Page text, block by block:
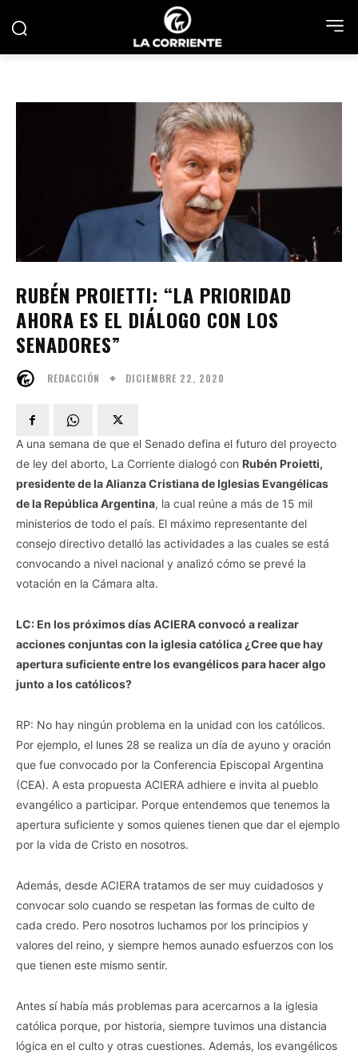
RUBÉN PROIETTI: “LA PRIORIDAD
AHORA ES EL DIÁLOGO CON LOS
SENADORES”
REDACCIÓN DICIEMBRE 22, 2020
A una semana de que el Senado defina el futuro del proyecto
de ley del aborto, La Corriente dialogó con Rubén Proietti,
presidente de la Alianza Cristiana de Iglesias Evangélicas
de la República Argentina, la cual reúne a más de 15 mil
ministerios de todo el país. El máximo representante del
consejo directivo detalló las actividades a las cuales se está
convocando a nivel nacional y analizó cómo se prevé la
votación en la Cámara alta.
LC: En los próximos días ACIERA convocó a realizar
acciones conjuntas con la iglesia católica ¿Cree que hay
apertura suficiente entre los evangélicos para hacer algo
junto a los católicos?
RP: No hay ningún problema en la unidad con los católicos.
Por ejemplo, el lunes 28 se realiza un día de ayuno y oración
que fue convocado por la Conferencia Episcopal Argentina
(CEA). A esta propuesta ACIERA adhiere e invita al pueblo
evangélico a participar. Porque entendemos que tenemos la
apertura suficiente y somos quienes tienen que dar el ejemplo
por la vida de Cristo en nosotros.
Además, desde ACIERA tratamos de ser muy cuidadosos y
convocar solo cuando se respetan las formas de culto de
cada credo. Pero nosotros luchamos por los principios y
valores del reino, y siempre hemos aunado esfuerzos con los
que tienen este mismo sentir.
Antes sí había más problemas para acercarnos a la iglesia
católica porque, por historia, siempre tuvimos una distancia
lógica en el culto y otras cuestiones. Además, los evangélicos